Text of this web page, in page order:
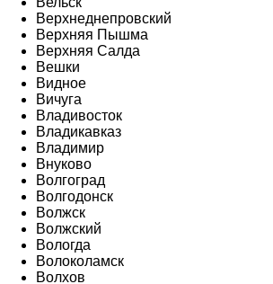
Верхнеднепровский
Верхняя Пышма
Верхняя Салда
Вешки
Видное
Вичуга
Владивосток
Владикавказ
Владимир
Внуково
Волгоград
Волгодонск
Волжск
Волжский
Вологда
Волоколамск
Волхов